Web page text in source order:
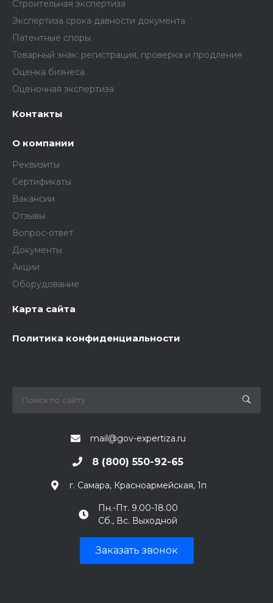
Строительная экспертиза
Экспертиза срока давности документа
Патентные споры
Товарный знак: регистрация, проверка и продление
Оценка бизнеса
Оценочная экспертиза
Контакты
О компании
Реквизиты
Сертификаты
Вакансии
Отзывы
Вопрос-ответ
Документы
Акции
Оборудование
Карта сайта
Политика конфиденциальности
mail@gov-expertiza.ru
8 (800) 550-92-65
г. Самара, Красноармейская, 1п
Пн.-Пт. 9.00-18.00
Сб., Вс. Выходной
Заказать звонок